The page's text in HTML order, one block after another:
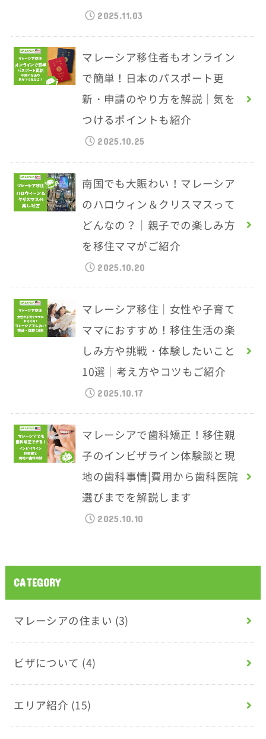
2025.11.03
マレーシア移住者もオンライン
で簡単！日本のパスポート更
新・申請のやり方を解説｜気を
つけるポイントも紹介
2025.10.25
南国でも大賑わい！マレーシア
のハロウィン＆クリスマスって
どんなの？｜親子での楽しみ方
を移住ママがご紹介
2025.10.20
マレーシア移住｜女性や子育て
ママにおすすめ！移住生活の楽
しみ方や挑戦・体験したいこと
10選｜考え方やコツもご紹介
2025.10.17
マレーシアで歯科矯正！移住親
子のインビザライン体験談と現
地の歯科事情|費用から歯科医院
選びまでを解説します
2025.10.10
CATEGORY
マレーシアの住まい (3)
ビザについて (4)
エリア紹介 (15)